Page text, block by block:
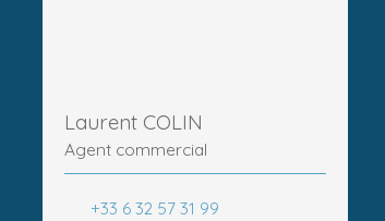
Laurent COLIN
Agent commercial
+33 6 32 57 31 99